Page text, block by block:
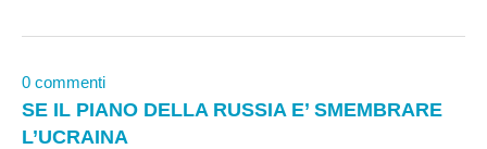
0 commenti
SE IL PIANO DELLA RUSSIA E’ SMEMBRARE
L’UCRAINA